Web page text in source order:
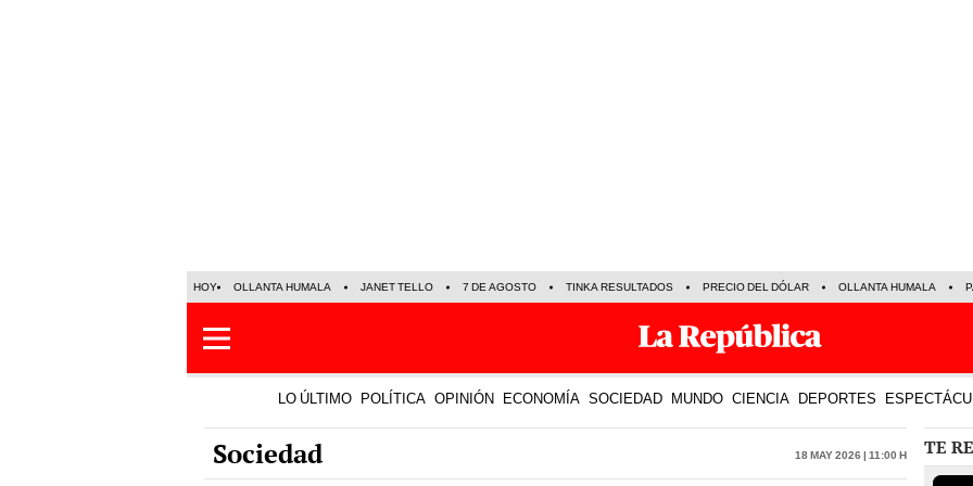
HOY OLLANTA HUMALA JANET TELLO 7 DE AGOSTO TINKA RESULTADOS PRECIO DEL DÓLAR OLLANTA HUMALA
LO ÚLTIMO POLÍTICA OPINIÓN ECONOMÍA SOCIEDAD MUNDO CIENCIA DEPORTES
Sociedad 18 May 2026 | 11:00 h TE